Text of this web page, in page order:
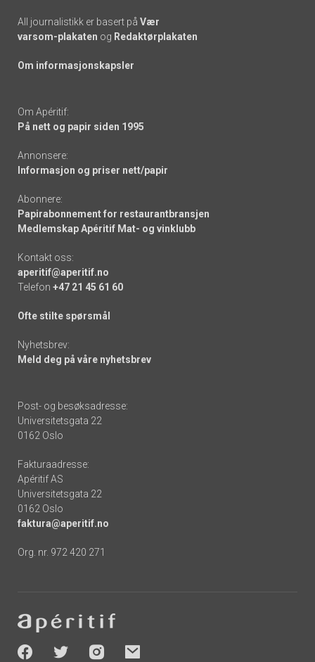
All journalistikk er basert på Vær
varsom-plakaten og Redaktørplakaten
Om informasjonskapsler
Om Apéritif:
På nett og papir siden 1995
Annonsere:
Informasjon og priser nett/papir
Abonnere:
Papirabonnement for restaurantbransjen
Medlemskap Apéritif Mat- og vinklubb
Kontakt oss:
aperitif@aperitif.no
Telefon +47 21 45 61 60
Ofte stilte spørsmål
Nyhetsbrev:
Meld deg på våre nyhetsbrev
Post- og besøksadresse:
Universitetsgata 22
0162 Oslo
Fakturaadresse:
Apéritif AS
Universitetsgata 22
0162 Oslo
faktura@aperitif.no
Org. nr. 972 420 271
-